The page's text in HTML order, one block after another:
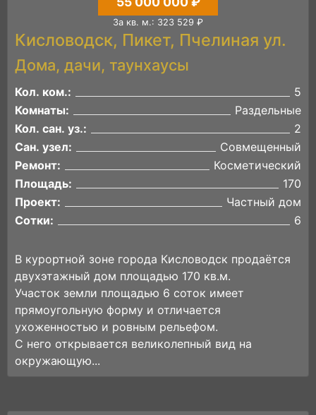
За кв. м.: 323 529 ₽
Кисловодск, Пикет, Пчелиная ул.
Дома, дачи, таунхаусы
Кол. ком.:
5
Комнаты:
Раздельные
Кол. сан. уз.:
2
Сан. узел:
Совмещенный
Ремонт:
Косметический
Площадь:
170
Проект:
Частный дом
Сотки:
6
В курортной зоне города Кисловодск продаётся
двухэтажный дом площадью 170 кв.м.
Участок земли площадью 6 соток имеет
прямоугольную форму и отличается
ухоженностью и ровным рельефом.
С него открывается великолепный вид на
окружающую...